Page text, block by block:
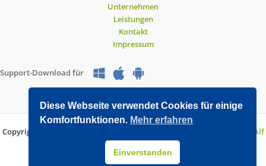
Unternehmen
Leistungen
Kontakt
Impressum
Support-Download für
Copyright © 2026 O&V DATEC GmbH | Entwickelt mit WordPress von
Alf
Drollinger
Diese Webseite verwendet Cookies für einige
Komfortfunktionen. Mehr erfahren
Einverstanden